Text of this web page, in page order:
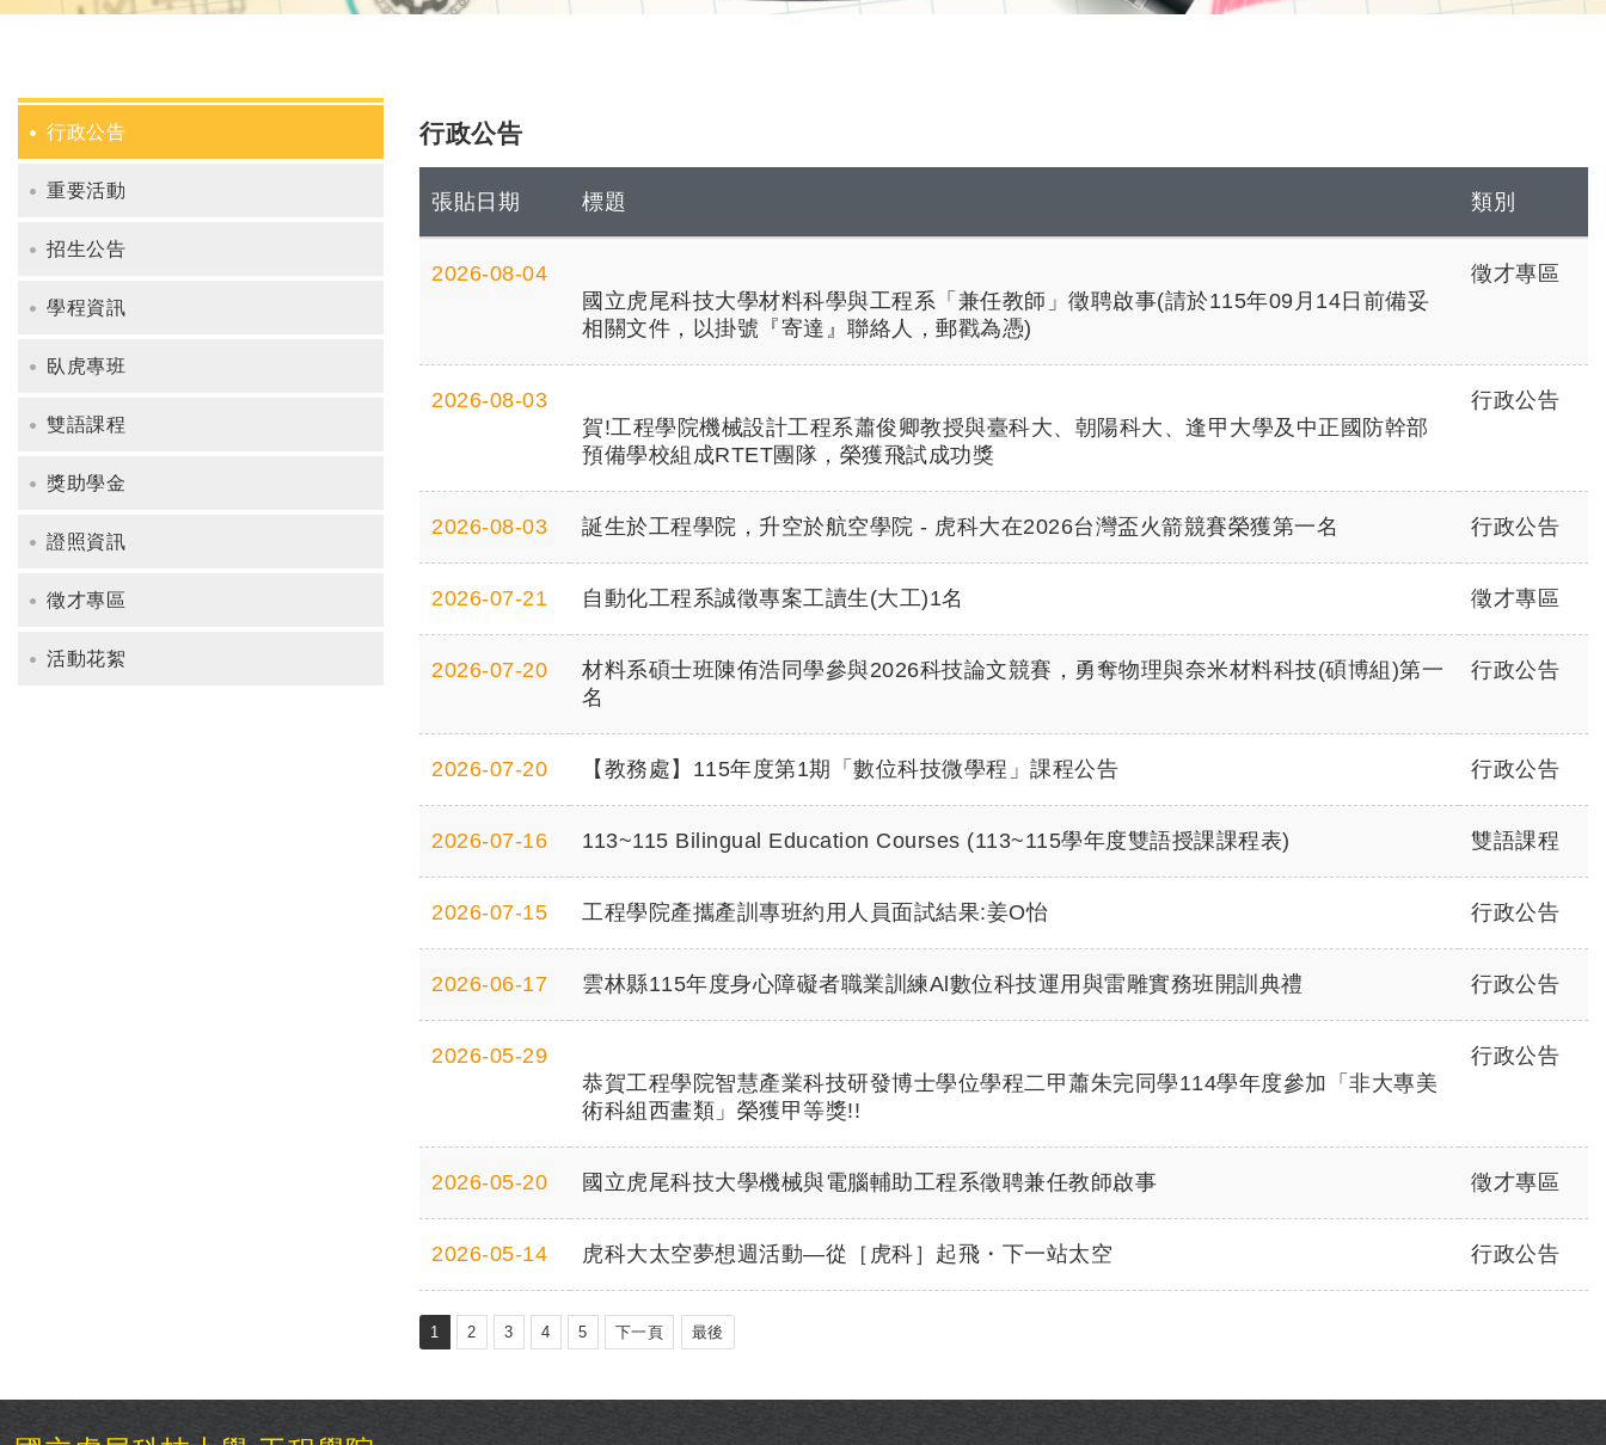
行政公告
重要活動
招生公告
學程資訊
臥虎專班
雙語課程
獎助學金
證照資訊
徵才專區
活動花絮
行政公告
張貼日期 標題 類別
2026-08-04
國立虎尾科技大學材料科學與工程系「兼任教師」徵聘啟事(請於115年09月14日前備妥
相關文件，以掛號『寄達』聯絡人，郵戳為憑)
徵才專區
2026-08-03
賀!工程學院機械設計工程系蕭俊卿教授與臺科大、朝陽科大、逢甲大學及中正國防幹部
預備學校組成RTET團隊，榮獲飛試成功獎
行政公告
2026-08-03 誕生於工程學院，升空於航空學院 - 虎科大在2026台灣盃火箭競賽榮獲第一名 行政公告
2026-07-21 自動化工程系誠徵專案工讀生(大工)1名 徵才專區
2026-07-20
材料系碩士班陳侑浩同學參與2026科技論文競賽，勇奪物理與奈米材料科技(碩博組)第一
名
行政公告
2026-07-20 【教務處】115年度第1期「數位科技微學程」課程公告 行政公告
2026-07-16 113~115 Bilingual Education Courses (113~115學年度雙語授課課程表) 雙語課程
2026-07-15 工程學院產攜產訓專班約用人員面試結果:姜O怡 行政公告
2026-06-17 雲林縣115年度身心障礙者職業訓練Al數位科技運用與雷雕實務班開訓典禮 行政公告
2026-05-29
恭賀工程學院智慧產業科技研發博士學位學程二甲蕭朱完同學114學年度參加「非大專美
術科組西畫類」榮獲甲等獎!!
行政公告
2026-05-20 國立虎尾科技大學機械與電腦輔助工程系徵聘兼任教師啟事 徵才專區
2026-05-14 虎科大太空夢想週活動—從［虎科］起飛・下一站太空 行政公告
1 2 3 4 5 下一頁 最後